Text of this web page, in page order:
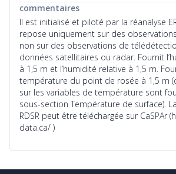
commentaires
Il est initialisé et piloté par la réanalyse
repose uniquement sur des
non sur des observations de
données satellitaires ou radar. Fournit
à 1,5 m et l’humidité relative à 1,5 m.
température du point de rosée à 1,5 m
sur les variables de température sont
sous-section Température de surface).
RDSR peut être téléchargée sur CaSPAr
data.ca/ )